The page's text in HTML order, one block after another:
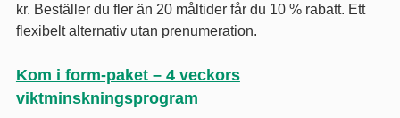
kr. Beställer du fler än 20 måltider får du 10 % rabatt. Ett
flexibelt alternativ utan prenumeration.
Kom i form-paket – 4 veckors
viktminskningsprogram